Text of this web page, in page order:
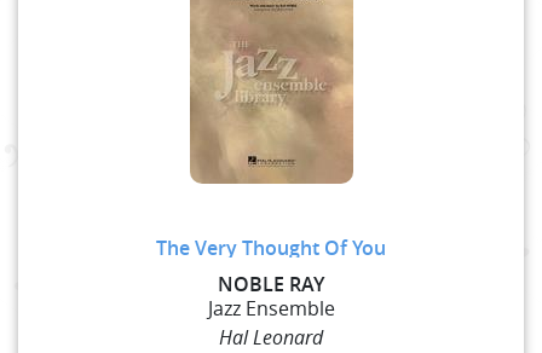
The Very Thought Of You
NOBLE RAY
Jazz Ensemble
Hal Leonard